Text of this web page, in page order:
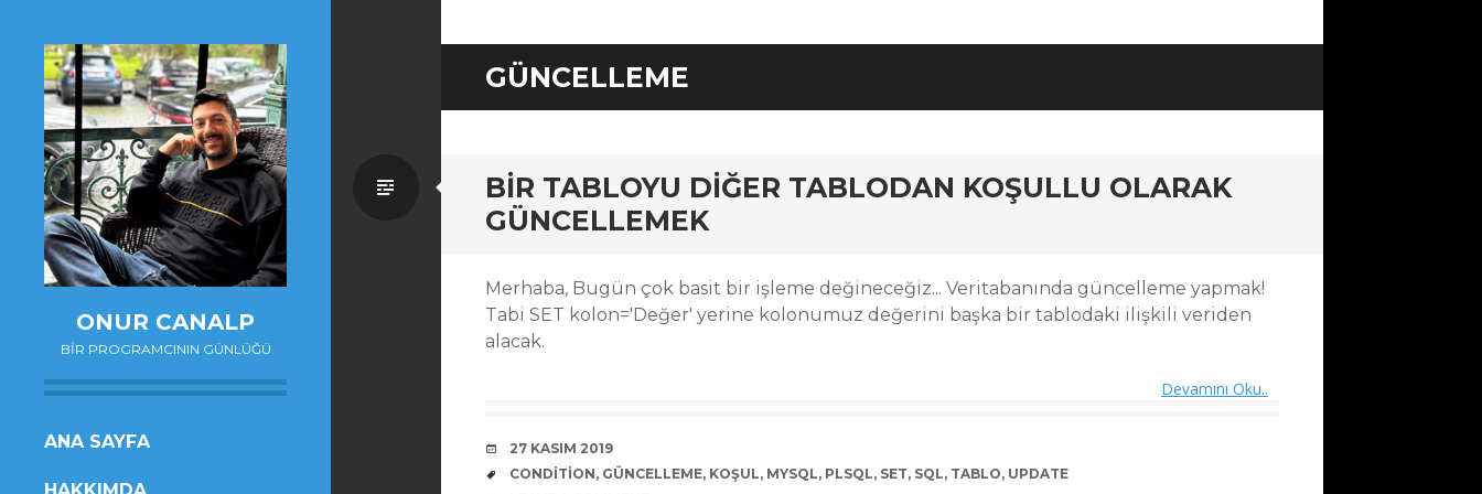
ONUR CANALP
BIR PROGRAMCININ GÜNLÜĞÜ
SKIP
ANA SAYFA
GÜNCELLEME
BIR TABLOYU DIĞER TABLODAN KOŞULLU OLARAK
GÜNCELLEMEK
Standard
Merhaba, Bugün çok basit bir işleme değineceğiz... Veritabanında güncelleme yapmak!
Tabi SET kolon='Değer' yerine kolonumuz değerini başka bir tablodaki ilişkili veriden
alacak.
Devamını Oku..
DATE
27 KASIM 2019
TAGS
CONDITION, GÜNCELLEME, KOŞUL, MYSQL, PLSQL, SET, SQL, TABLO, UPDATE